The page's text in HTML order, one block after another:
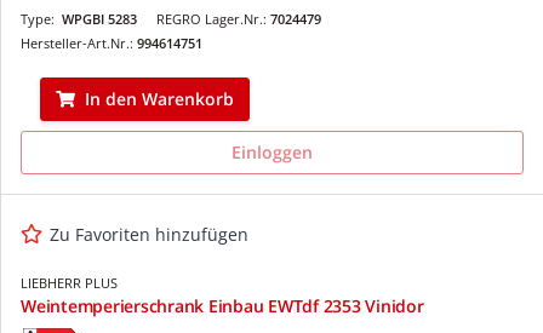
REGRO Lager.Nr.: 7024479
Type: WPGBI 5283
Hersteller-Art.Nr.: 994614751
In den Warenkorb
Einloggen
Zu Favoriten hinzufügen
LIEBHERR PLUS
Weintemperierschrank Einbau EWTdf 2353 Vinidor